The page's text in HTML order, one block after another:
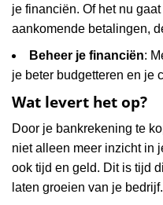
je financiën. Of het nu
aankomende betalingen,
Beheer je financiën:
je beter budgetteren en je
Wat levert het op?
Door je bankrekening te
niet alleen meer inzicht in
ook tijd en geld. Dit is tijd
laten groeien van je bedrijf.